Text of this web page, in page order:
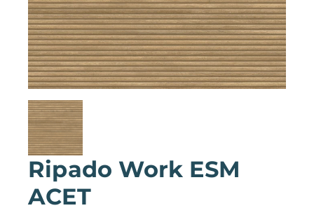
Environments
Contact
Home
Institutional
Ripado Work ESM
ACET